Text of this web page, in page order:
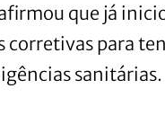
que já
corretivas para
sanitárias.